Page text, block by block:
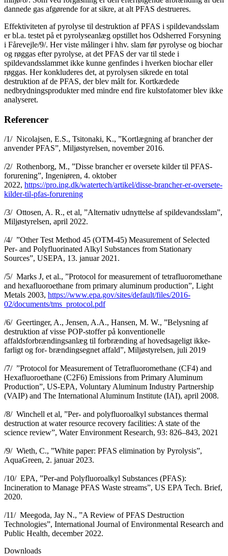
dannede gas afgørende for at sikre, at alt PFAS destrueres.
Effektiviteten af pyrolyse til destruktion af PFAS i spildevandsslam
er bl.a. testet på et pyrolyseanlæg opstillet hos Odsherred Forsyning
i Fårevejle/9/. Her viste målinger i hhv. slam før pyrolyse og biochar
og røggas efter pyrolyse, at det PFAS der var til stede i
spildevandsslammet ikke kunne genfindes i hverken biochar eller
røggas. Her konkluderes det, at pyrolysen sikrede en total
destruktion af de PFAS, der blev målt for. Kortkædede
nedbrydningsprodukter med mindre end fire kulstofatomer blev ikke
analyseret.
Referencer
/1/ Nicolajsen, E.S., Tsitonaki, K., ”Kortlægning af brancher der
anvender PFAS”, Miljøstyrelsen, november 2016.
/2/ Rothenborg, M., ”Disse brancher er oversete kilder til PFAS-
forurening”, Ingeniøren, 4. oktober
2022, https://pro.ing.dk/watertech/artikel/disse-brancher-er-oversete-
kilder-til-pfas-forurening
/3/ Ottosen, A. R., et al, ”Alternativ udnyttelse af spildevandsslam”,
Miljøstyrelsen, april 2022.
/4/ ”Other Test Method 45 (OTM-45) Measurement of Selected
Per- and Polyfluorinated Alkyl Substances from Stationary
Sources”, USEPA, 13. januar 2021.
/5/ Marks J, et al., ”Protocol for measurement of tetrafluoromethane
and hexafluoroethane from primary aluminum production”, Light
Metals 2003, https://www.epa.gov/sites/default/files/2016-
02/documents/tms_protocol.pdf
/6/ Geertinger, A., Jensen, A.A., Hansen, M. W., ”Belysning af
destruktion af visse POP-stoffer på konventionelle
affaldsforbrændingsanlæg til forbrænding af hovedsageligt ikke-
farligt og for- brændingsegnet affald”, Miljøstyrelsen, juli 2019
/7/ ”Protocol for Measurement of Tetrafluoromethane (CF4) and
Hexafluoroethane (C2F6) Emissions from Primary Aluminum
Production”, US-EPA, Voluntary Aluminum Industry Partnership
(VAIP) and The International Aluminum Institute (IAI), april 2008.
/8/ Winchell et al, ”Per- and polyfluoroalkyl substances thermal
destruction at water resource recovery facilities: A state of the
science review”, Water Environment Research, 93: 826–843, 2021
/9/ Wieth, C., ”White paper: PFAS elimination by Pyrolysis”,
AquaGreen, 2. januar 2023.
/10/ EPA, ”Per-and Polyfluoroalkyl Substances (PFAS):
Incineration to Manage PFAS Waste streams”, US EPA Tech. Brief,
2020.
/11/ Meegoda, Jay N., ”A Review of PFAS Destruction
Technologies”, International Journal of Environmental Research and
Public Health, december 2022.
Downloads